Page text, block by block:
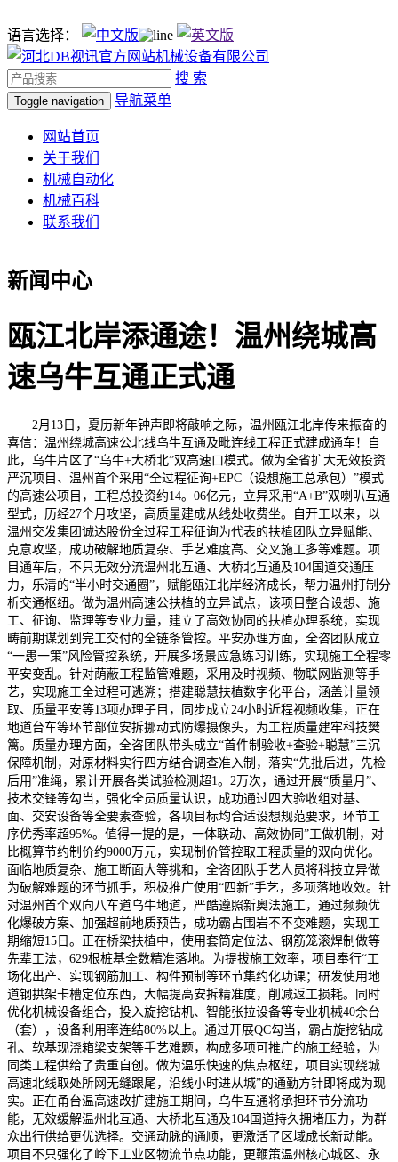
语言选择：
搜 索
Toggle navigation 导航菜单
网站首页
关于我们
机械自动化
机械百科
联系我们
新闻中心
瓯江北岸添通途！温州绕城高
速乌牛互通正式通
2月13日，夏历新年钟声即将敲响之际，温州瓯江北岸传来振奋的
喜信：温州绕城高速公北线乌牛互通及毗连线工程正式建成通车！自
此，乌牛片区了“乌牛+大桥北”双高速口模式。做为全省扩大无效投资
严沉项目、温州首个采用“全过程征询+EPC（设想施工总承包）”模式
的高速公项目，工程总投资约14。06亿元，立异采用“A+B”双喇叭互通
型式，历经27个月攻坚，高质量建成从线处收费坐。自开工以来，以
温州交发集团诚达股份全过程工程征询为代表的扶植团队立异赋能、
克意攻坚，成功破解地质复杂、手艺难度高、交叉施工多等难题。项
目通车后，不只无效分流温州北互通、大桥北互通及104国道交通压
力，乐清的“半小时交通圈”，赋能瓯江北岸经济成长，帮力温州打制分
析交通枢纽。做为温州高速公扶植的立异试点，该项目整合设想、施
工、征询、监理等专业力量，建立了高效协同的扶植办理系统，实现
畴前期谋划到完工交付的全链条管控。平安办理方面，全咨团队成立
“一患一策”风险管控系统，开展多场景应急练习训练，实现施工全程零
平安变乱。针对荫蔽工程监管难题，采用及时视频、物联网监测等手
艺，实现施工全过程可逃溯；搭建聪慧扶植数字化平台，涵盖计量领
取、质量平安等13项办理子目，同步成立24小时近程视频收集，正在
地道台车等环节部位安拆挪动式防爆摄像头，为工程质量建牢科技樊
篱。质量办理方面，全咨团队带头成立“首件制验收+查验+聪慧”三沉
保障机制，对原材料实行四方结合调查准入制，落实“先批后进，先检
后用”准绳，累计开展各类试验检测超1。2万次，通过开展“质量月”、
技术交锋等勾当，强化全员质量认识，成功通过四大验收组对基、
面、交安设备等全要素查验，各项目标均合适设想规范要求，环节工
序优秀率超95%。值得一提的是，一体联动、高效协同”工做机制，对
比概算节约制价约9000万元，实现制价管控取工程质量的双向优化。
面临地质复杂、施工断面大等挑和，全咨团队手艺人员将科技立异做
为破解难题的环节抓手，积极推广使用“四新”手艺，多项落地收效。针
对温州首个双向八车道乌牛地道，严酷遵照新奥法施工，通过频频优
化爆破方案、加强超前地质预告，成功霸占围岩不不变难题，实现工
期缩短15日。正在桥梁扶植中，使用套筒定位法、钢筋笼滚焊制做等
先辈工法，629根桩基全数精准落地。为提拔施工效率，项目奉行“工
场化出产、实现钢筋加工、构件预制等环节集约化功课；研发使用地
道钢拱架卡槽定位东西，大幅提高安拆精准度，削减返工损耗。同时
优化机械设备组合，投入旋挖钻机、智能张拉设备等专业机械40余台
（套），设备利用率连结80%以上。通过开展QC勾当，霸占旋挖钻成
孔、软基现浇箱梁支架等手艺难题，构成多项可推广的施工经验，为
同类工程供给了贵重自创。做为温乐快速的焦点枢纽，项目实现绕城
高速北线取处所网无缝跟尾，沿线小时进从城”的通勤方针即将成为现
实。正在甬台温高速改扩建施工期间，乌牛互通将承担环节分流功
能，无效缓解温州北互通、大桥北互通及104国道持久拥堵压力，为群
众出行供给更优选择。交通动脉的通顺，更激活了区域成长新动能。
项目不只强化了岭下工业区物流节点功能，更鞭策温州核心城区、永